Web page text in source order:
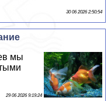
30 06 2026 2:50:54
мы
29 06 2026 9:19:24